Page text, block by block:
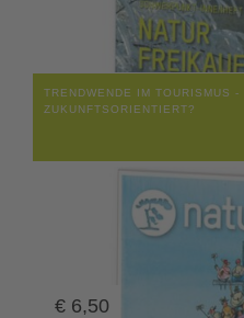
TRENDWENDE IM TOURISMUS -
ZUKUNFTSORIENTIERT?
€ 6,50